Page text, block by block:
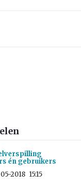
én gebruikers
2018 15:15